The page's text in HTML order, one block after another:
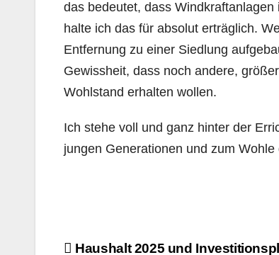
das bedeutet, dass
halte ich das für absolut erträglich.
Entfernung zu einer Siedlung
Gewissheit, dass noch andere,
Wohlstand erhalten wollen.
Ich stehe voll und ganz hinter der
jungen Generationen und zum Wohle
Beitrags-
Haushalt 2025 und